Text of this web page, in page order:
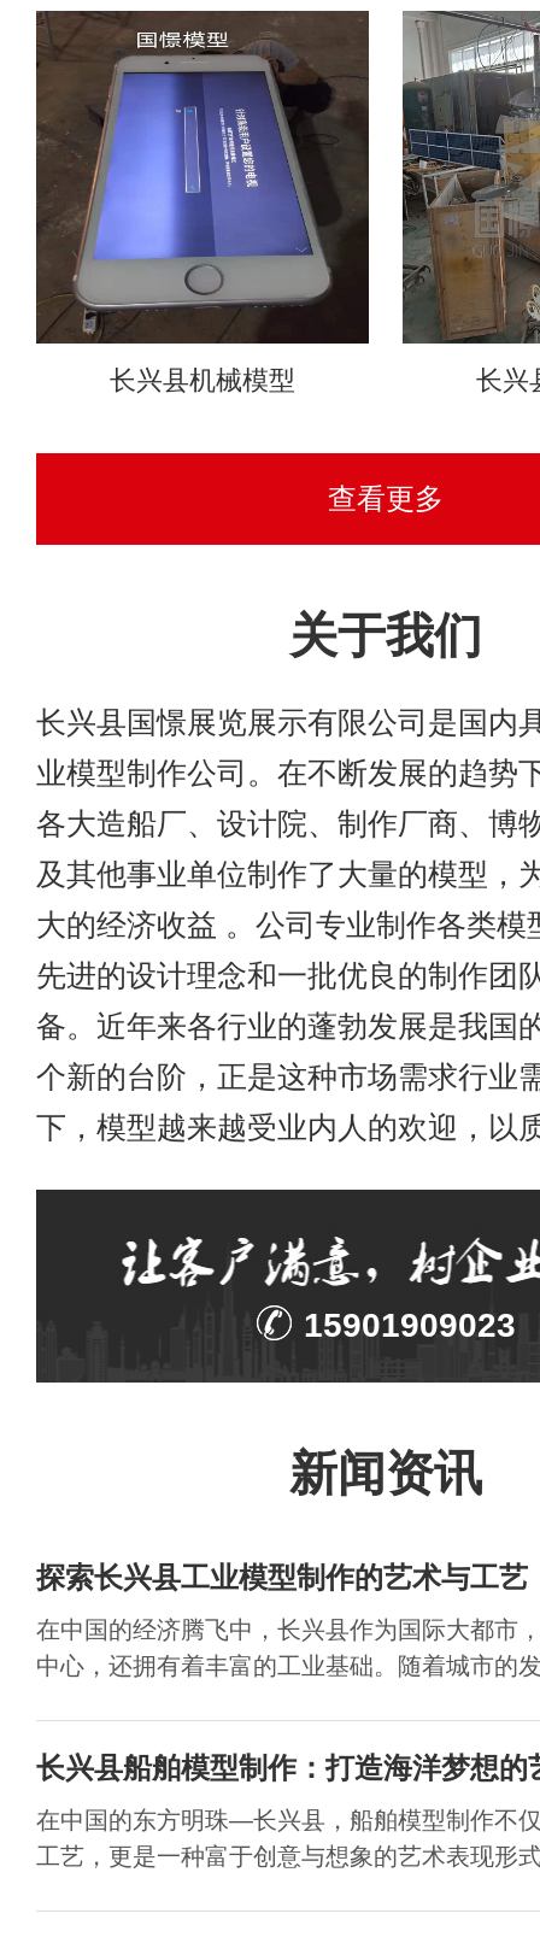
长兴县机械模型 长兴
查看更多
关于我们
长兴县国憬展览展示有限公司是国内
业模型制作公司。在不断发展的趋势
各大造船厂、设计院、制作厂商、博
及其他事业单位制作了大量的模型，
大的经济收益 。公司专业制作各类模
先进的设计理念和一批优良的制作团
备。近年来各行业的蓬勃发展是我国
个新的台阶，正是这种市场需求行业
下，模型越来越受业内人的欢迎，以
15901909023
新闻资讯
探索长兴县工业模型制作的艺术与工艺
在中国的经济腾飞中，长兴县作为国际大都市
中心，还拥有着丰富的工业基础。随着城市的
长兴县船舶模型制作：打造海洋梦想的
在中国的东方明珠—长兴县，船舶模型制作不
工艺，更是一种富于创意与想象的艺术表现形